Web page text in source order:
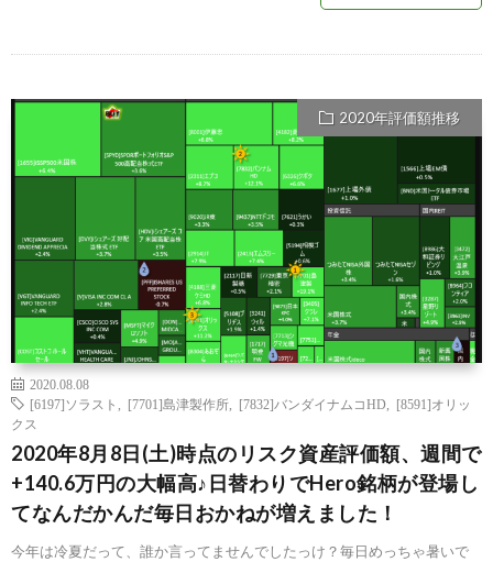
2020年評価額推移
2020.08.08
[6197]ソラスト
[7701]島津製作所 [7832]バンダイナムコHD
[8591]オリッ
クス
2020年8月8日(土)時点のリスク資産評価額、週間で
+140.6万円の大幅高♪日替わりでHero銘柄が登場し
てなんだかんだ毎日おかねが増えました！
今年は冷夏だって、誰か言ってませんでしたっけ？毎日めっちゃ暑いで